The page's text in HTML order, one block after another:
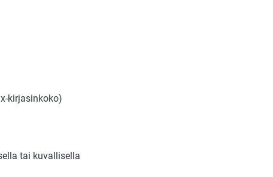
kirjasinkoko)
tai kuvallisella